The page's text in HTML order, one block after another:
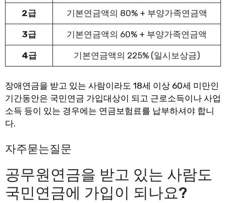
2급 기본연금액의 80% + 부양가족연금액
3급 기본연금액의 60% + 부양가족연금액
4급 기본연금액의 225% (일시보상금)
장애연금을 받고 있는 사람이라도 18세 이상 60세 미만인
기간동안은 국민연금 가입대상이 되고 근로소득이나 사업
소득 등이 있는 경우에는 연금보험료를 납부하셔야 합니
다.
자주묻는질문
공무원연금을 받고 있는 사람도
국민연금에 가입이 되나요?